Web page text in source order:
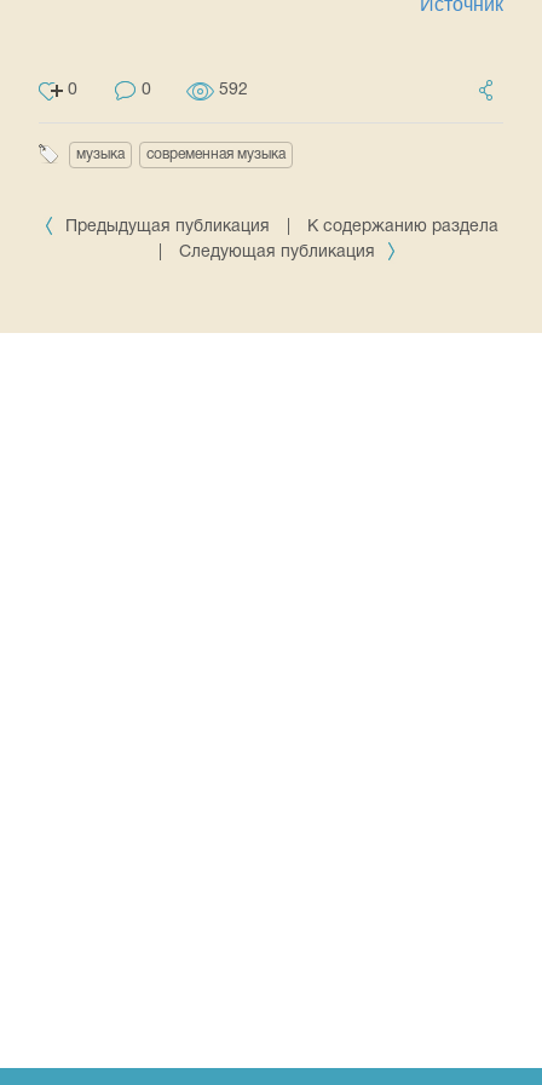
Источник
0 0 592
музыка современная музыка
Предыдущая публикация
К содержанию раздела
Следующая публикация